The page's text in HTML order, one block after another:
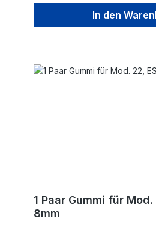
In den
1 Paar Gummi für Mod.
8mm